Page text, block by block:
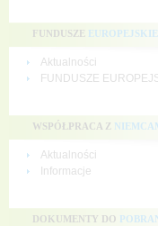
FUNDUSZE EUROPEJSKIE
Aktualności
FUNDUSZE
WSPÓŁPRACA Z
Aktualności
Informacje
DOKUMENTY DO